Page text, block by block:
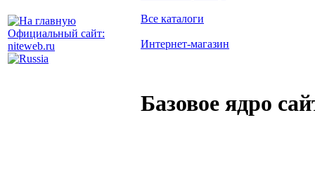
Официальный сайт:
niteweb.ru
Все каталоги
Интернет-магазин
Базовое ядро